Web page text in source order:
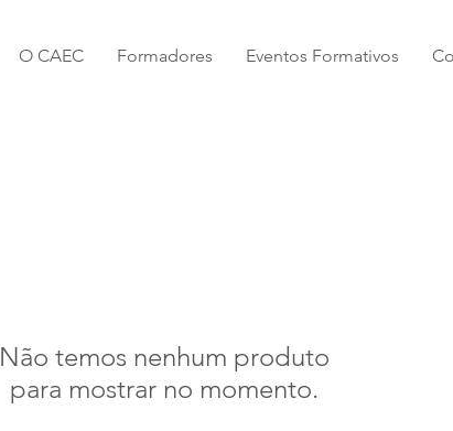
O CAEC Formadores Eventos Formativos
Não temos nenhum produto
para mostrar no momento.